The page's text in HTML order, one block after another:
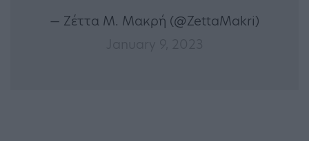
— Ζέττα Μ. Μακρή (@ZettaMakri)